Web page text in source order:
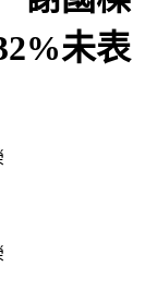
未表